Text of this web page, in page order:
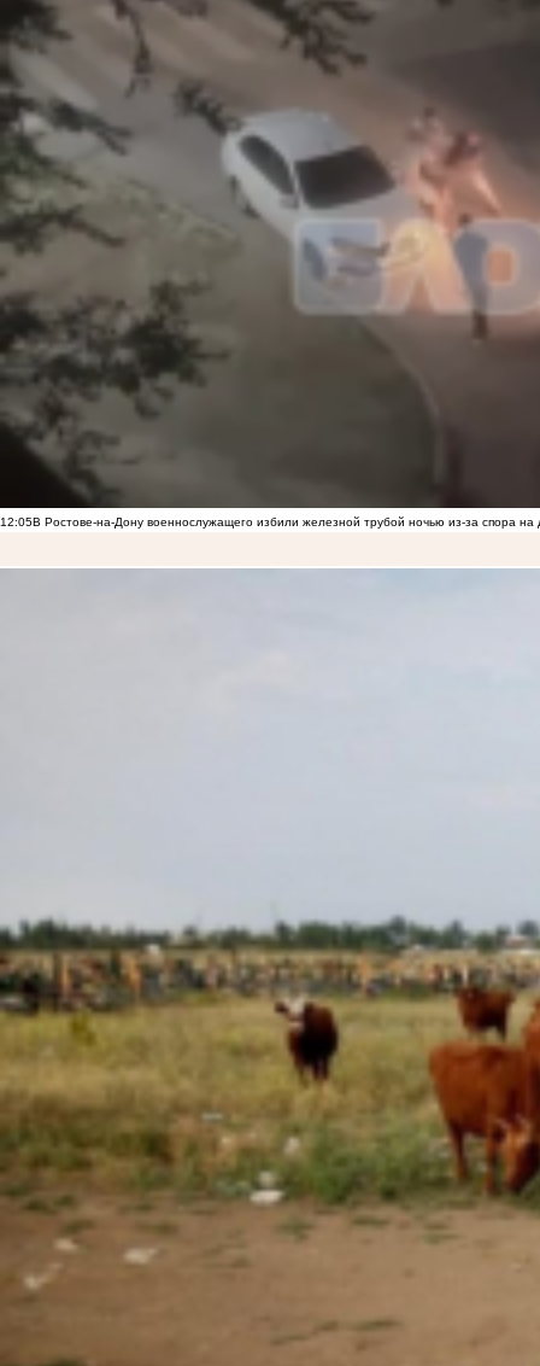
12:05В Ростове-на-Дону военнослужащего избили железной трубой ночью из-за спора на